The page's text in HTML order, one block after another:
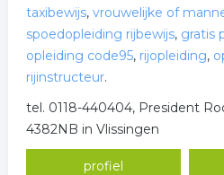
taxibewijs, vrouwelijke of
spoedopleiding rijbewijs, gratis
opleiding code95, rijopleiding,
rijinstructeur.
tel. 0118-440404, President
4382NB in Vlissingen
profiel